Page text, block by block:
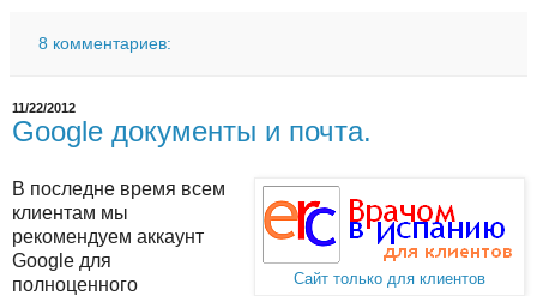
8 комментариев:
11/22/2012
Google документы и почта.
Сайт только для клиентов
В последне время всем
клиентам мы
рекомендуем аккаунт
Google для
полноценного